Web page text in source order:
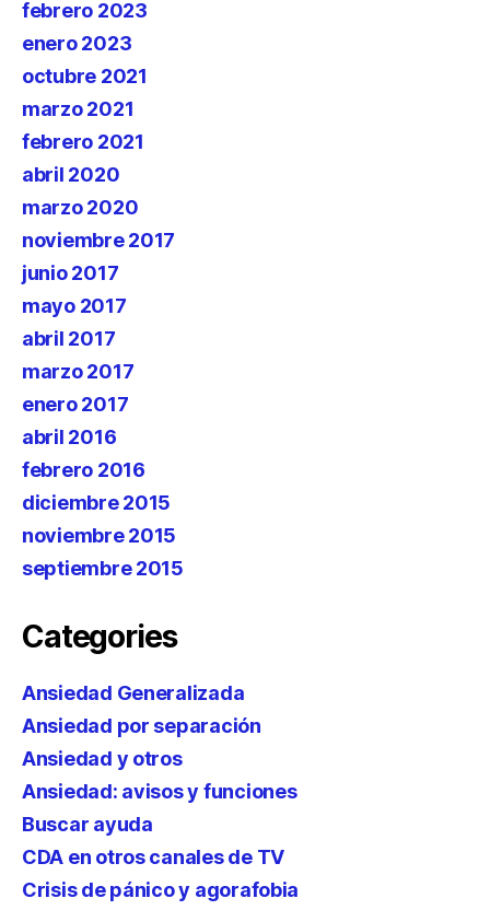
febrero 2023
enero 2023
octubre 2021
marzo 2021
febrero 2021
abril 2020
marzo 2020
noviembre 2017
junio 2017
mayo 2017
abril 2017
marzo 2017
enero 2017
abril 2016
febrero 2016
diciembre 2015
noviembre 2015
septiembre 2015
Categories
Ansiedad Generalizada
Ansiedad por separación
Ansiedad y otros
Ansiedad: avisos y funciones
Buscar ayuda
CDA en otros canales de TV
Crisis de pánico y agorafobia